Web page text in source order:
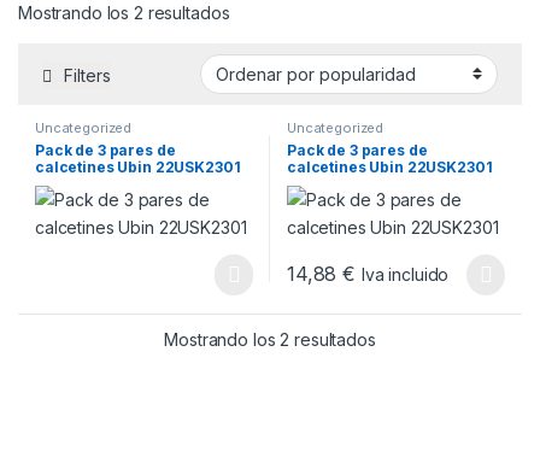
Mostrando los 2 resultadosOrdenado por popularidad
Filters
Uncategorized
Pack de 3 pares de
calcetines Ubin 22USK2301
Uncategorized
Pack de 3 pares de
calcetines Ubin 22USK2301
14,88€ Iva incluido
Este producto tiene múltiples
Mostrando los 2 resultadosOrdenado por